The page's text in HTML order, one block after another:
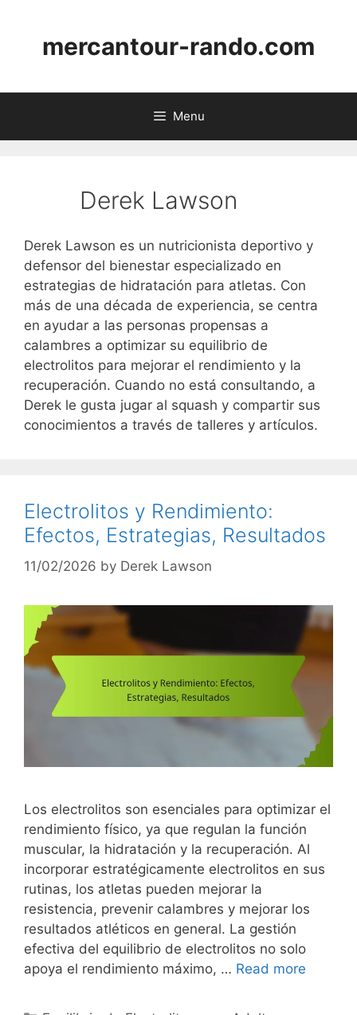
contentmercantour-rando.com
Menu
Derek Lawson
Derek Lawson es un nutricionista deportivo y
defensor del bienestar especializado en
estrategias de hidratación para atletas. Con
más de una década de experiencia, se centra
en ayudar a las personas propensas a
calambres a optimizar su equilibrio de
electrolitos para mejorar el rendimiento y la
recuperación. Cuando no está consultando, a
Derek le gusta jugar al squash y compartir sus
conocimientos a través de talleres y artículos.
Electrolitos y Rendimiento:
Efectos, Estrategias, Resultados
11/02/2026 by Derek Lawson
Los electrolitos son esenciales para optimizar el
rendimiento físico, ya que regulan la función
muscular, la hidratación y la recuperación. Al
incorporar estratégicamente electrolitos en sus
rutinas, los atletas pueden mejorar la
resistencia, prevenir calambres y mejorar los
resultados atléticos en general. La gestión
efectiva del equilibrio de electrolitos no solo
apoya el rendimiento máximo, … Read more